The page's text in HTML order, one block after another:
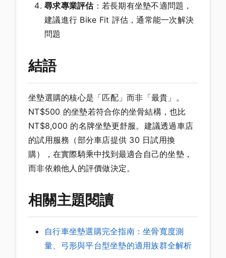
尋求專業評估：若長期有坐墊不適問題，
建議進行 Bike Fit 評估，通常能一次解決
問題
結語
坐墊選購的核心是「匹配」而非「最貴」。
NT$500 的坐墊若符合你的坐骨結構，也比
NT$8,000 的名牌坐墊更舒服。建議透過車店
的試用服務（部分車店提供 30 日試用換
購），在實際騎乘中找到最適合自己的坐墊，
而非依賴他人的評價做決定。
相關主題閱讀
自行車坐墊選購完全指南：坐骨寬度測
量、弓形與平台型坐墊的適用族群全解析